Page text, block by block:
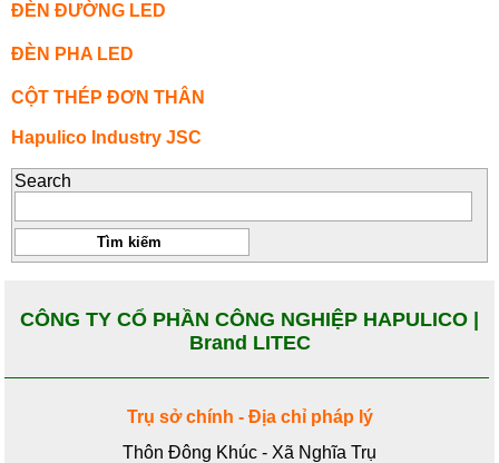
ĐÈN ĐƯỜNG LED
ĐÈN PHA LED
CỘT THÉP ĐƠN THÂN
Hapulico Industry JSC
Search
CÔNG TY CỔ PHẦN CÔNG NGHIỆP HAPULICO |
Brand LITEC
Trụ sở chính - Địa chỉ pháp lý
Thôn Đông Khúc - Xã Nghĩa Trụ